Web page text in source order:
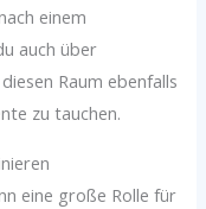
einem
auch über
Raum ebenfalls
zu tauchen.
eine große Rolle für